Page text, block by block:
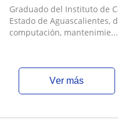
Graduado del Instituto de
Estado de Aguascalientes,
computación, mantenimie...
ver más